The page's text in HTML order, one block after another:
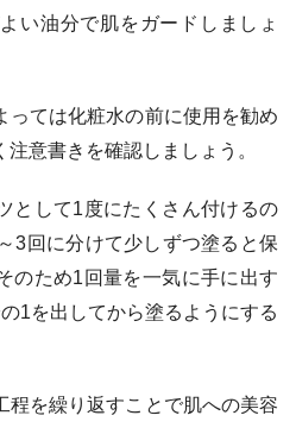
い油分で肌をガードしましょ
っては化粧水の前に使用を勧め
意書きを確認しましょう。
として1度にたくさん付けるの
3回に分けて少しずつ塗ると保
のため1回量を一気に手に出す
1を出してから塗るようにする
程を繰り返すことで肌への美容